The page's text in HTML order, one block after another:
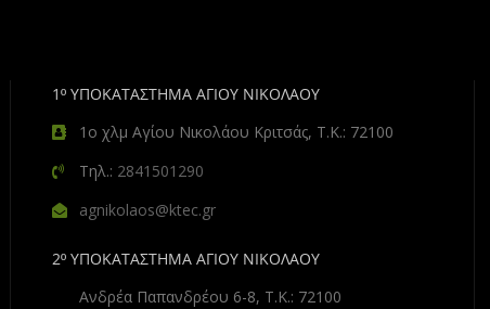
1º ΥΠΟΚΑΤΑΣΤΗΜΑ ΑΓΙΟΥ ΝΙΚΟΛΑΟΥ
1ο χλμ Αγίου Νικολάου Κριτσάς, Τ.Κ.: 72100
Τηλ.: 2841501290
agnikolaos@ktec.gr
2º ΥΠΟΚΑΤΑΣΤΗΜΑ ΑΓΙΟΥ ΝΙΚΟΛΑΟΥ
Ανδρέα Παπανδρέου 6-8, Τ.Κ.: 72100